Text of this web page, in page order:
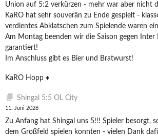
Union auf 5:2 verkürzen - mehr war aber nicht
KaRO hat sehr souverän zu Ende gespielt -
verdientes Abklatschen zum Spielende waren
Am Montag beenden wir die Saison gegen Inter
garantiert!
Im Anschluss gibt es Bier und Bratwurst!
KaRO Hopp ♦️
Shingal 5:5 OL City
11. Juni 2026
Zu Anfang hat Shingal uns 5!!! Spieler besorgt,
dem Großfeld spielen konnten - vielen Dank